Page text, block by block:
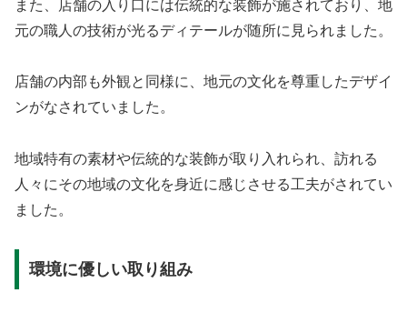
また、店舗の入り口には伝統的な装飾が施されており、地
元の職人の技術が光るディテールが随所に見られました。
店舗の内部も外観と同様に、地元の文化を尊重したデザイ
ンがなされていました。
地域特有の素材や伝統的な装飾が取り入れられ、訪れる
人々にその地域の文化を身近に感じさせる工夫がされてい
ました。
環境に優しい取り組み